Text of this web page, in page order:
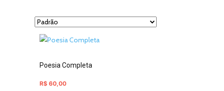
Poesia Completa
R$ 60,00